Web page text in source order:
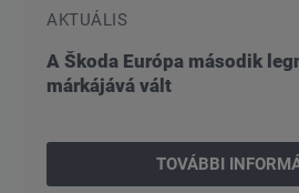
AKTUÁLIS
A Škoda Európa második
márkájává vált
TOVÁBBI